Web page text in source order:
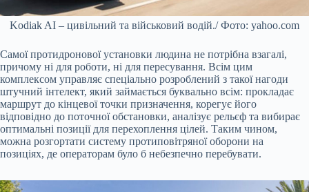
Kodiak AI – цивільний та військовий водій./ Фото: yahoo.com
Самої протидронової установки людина не потрібна взагалі,
причому ні для роботи, ні для пересування. Всім цим
комплексом управляє спеціально розроблений з такої нагоди
штучний інтелект, який займається буквально всім: прокладає
маршрут до кінцевої точки призначення, корегує його
відповідно до поточної обстановки, аналізує рельєф та вибирає
оптимальні позиції для перехоплення цілей. Таким чином,
можна розгортати систему протиповітряної оборони на
позиціях, де операторам було б небезпечно перебувати.